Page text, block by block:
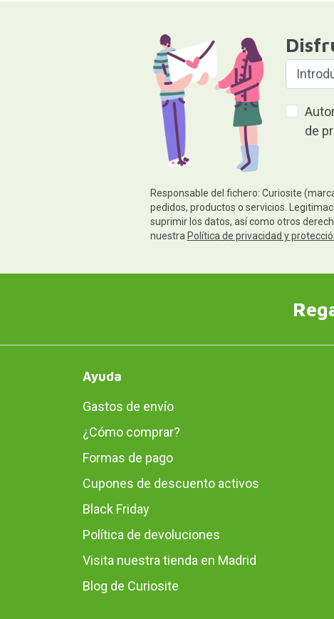
de
Responsable del fichero: Curiosite
pedidos, productos o servicios.
suprimir los datos, así como otros
nuestra Política de privacidad y
Ayuda
Gastos de envío
¿Cómo comprar?
Formas de pago
Cupones de descuento activos
Black Friday
Política de devoluciones
Visita nuestra tienda en Madrid
Blog de Curiosite